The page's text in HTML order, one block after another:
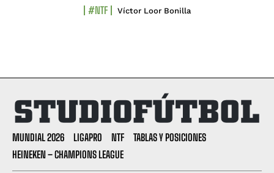
#NTF Víctor Loor Bonilla
MUNDIAL 2026 LIGAPRO NTF
TABLAS Y POSICIONES
HEINEKEN – CHAMPIONS LEAGUE